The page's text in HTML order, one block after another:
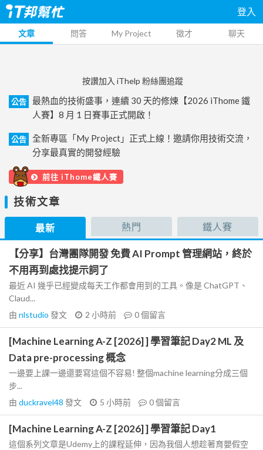
登入
文章 問答 My Project 徵才 聊天
按讚加入 iThelp 粉絲團追蹤
公告
最熱血的技術盛事，連續 30 天的修煉【2026 iThome 鐵
人賽】8 月 1 日賽事正式開啟！
公告
全新專區「My Project」正式上線！邀請你用技術交流，
分享最真實的開發經驗
前往 iThome鐵人賽
技術文章
最新 熱門 鐵人賽
【分享】台灣團隊開發 免費 AI Prompt 管理網站，終於
不用再到處找提示詞了
最近 AI 幾乎已經變成每天工作都會用到的工具。像是 ChatGPT、
Claud...
由 nlstudio 發文 2 小時前 0個留言
[Machine Learning A-Z [2026] ] 學習筆記 Day2 ML 及
Data pre-processing 概念
一邊要上課一邊還要寫這個不容易! 整個machine learning分成三個
步...
由 duckravel48 發文 5 小時前 0個留言
[Machine Learning A-Z [2026] ] 學習筆記 Day1
這個系列文章是Udemy上的課程延伸，因為我個人想趁著育嬰假空